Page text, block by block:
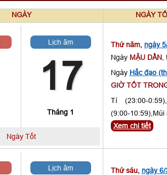
NGÀY NGÀY
Lịch âm
17
Tháng 1
Ngày Tốt
Thứ năm, ngày
Ngày MẬU DẦN,
Ngày Hắc đạo
GIỜ TỐT
Tí (23:00-
(9:00-10:59),Mùi
Xem chi tiết
Lịch âm Thứ sáu, ngày